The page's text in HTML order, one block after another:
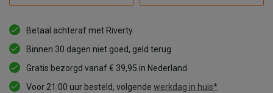
Betaal achteraf met Riverty
Binnen 30 dagen niet goed, geld terug
Gratis bezorgd vanaf € 39,95 in Nederland
Voor 21:00 uur besteld, volgende werkdag in huis*